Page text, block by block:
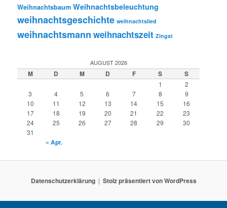
Weihnachtsbaum Weihnachtsbeleuchtung
weihnachtsgeschichte weihnachtslied
weihnachtsmann weihnachtszeit Zingst
AUGUST 2026
M D M D F S S
1
2
3
4 5 6 7 8
9
10
11 12 13 14 15
16
17
18 19 20 21 22
23
24
25 26 27 28 29
30
31
« Apr.
Datenschutzerklärung Stolz präsentiert von WordPress